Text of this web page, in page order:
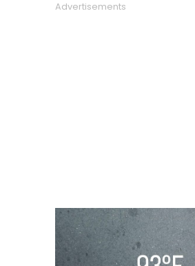
Advertisements